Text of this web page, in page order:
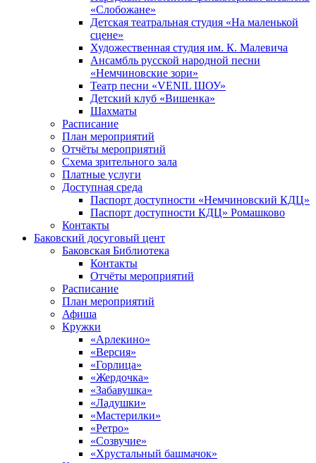
«Слобожане»
Детская театральная студия «На маленькой
сцене»
Художественная студия им. К. Малевича
Ансамбль русской народной песни
«Немчиновские зори»
Театр песни «VENIL ШОУ»
Детский клуб «Вишенка»
Шахматы
Расписание
План мероприятий
Отчёты мероприятий
Схема зрительного зала
Платные услуги
Доступная среда
Паспорт доступности «Немчиновский КДЦ»
Паспорт доступности КДЦ» Ромашково
Контакты
Баковский досуговый цент
Баковская Библиотека
Контакты
Отчёты мероприятий
Расписание
План мероприятий
Афиша
Кружки
«Арлекино»
«Версия»
«Горлица»
«Жердочка»
«Забавушка»
«Ладушки»
«Мастерилки»
«Ретро»
«Созвучие»
«Хрустальный башмачок»